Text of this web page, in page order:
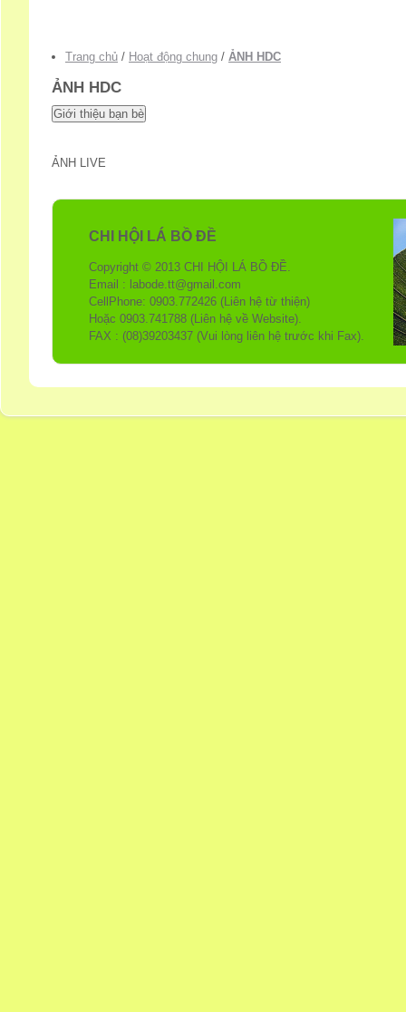
Trang chủ / Hoạt động chung / ẢNH HDC
ẢNH HDC
ẢNH LIVE
CHI HỘI LÁ BỒ ĐỀ
Copyright © 2013 CHI HỘI LÁ BỒ ĐỀ.
Email : labode.tt@gmail.com
CellPhone: 0903.772426 (Liên hệ từ thiện)
Hoặc 0903.741788 (Liên hệ về Website).
FAX : (08)39203437 (Vui lòng liên hệ trước khi Fax).